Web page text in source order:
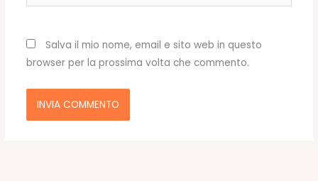
Salva il mio nome, email e sito web in questo
browser per la prossima volta che commento.